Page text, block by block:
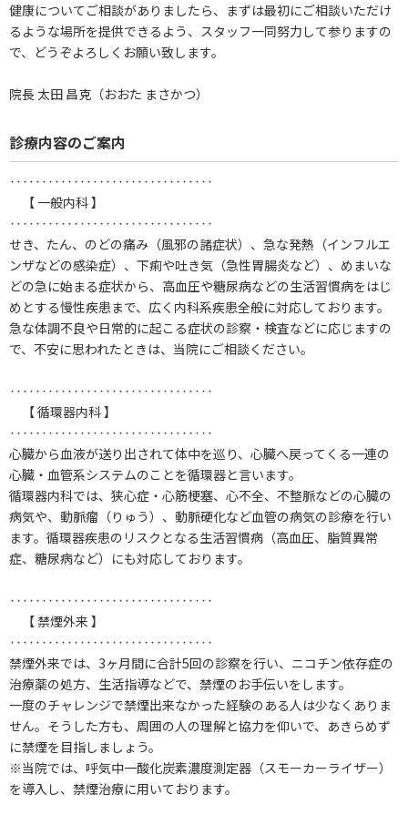
健康についてご相談がありましたら、まずは最初にご相談いただけ
るような場所を提供できるよう、スタッフ一同努力して参りますの
で、どうぞよろしくお願い致します。
院長 太田 昌克（おおた まさかつ）
診療内容のご案内
‥‥‥‥‥‥‥‥‥‥‥‥‥‥‥‥
【 一般内科 】
‥‥‥‥‥‥‥‥‥‥‥‥‥‥‥‥
せき、たん、のどの痛み（風邪の諸症状）、急な発熱（インフルエ
ンザなどの感染症）、下痢や吐き気（急性胃腸炎など）、めまいな
どの急に始まる症状から、高血圧や糖尿病などの生活習慣病をはじ
めとする慢性疾患まで、広く内科系疾患全般に対応しております。
急な体調不良や日常的に起こる症状の診察・検査などに応じますの
で、不安に思われたときは、当院にご相談ください。
‥‥‥‥‥‥‥‥‥‥‥‥‥‥‥‥
【 循環器内科 】
‥‥‥‥‥‥‥‥‥‥‥‥‥‥‥‥
心臓から血液が送り出されて体中を巡り、心臓へ戻ってくる一連の
心臓・血管系システムのことを循環器と言います。
循環器内科では、狭心症・心筋梗塞、心不全、不整脈などの心臓の
病気や、動脈瘤（りゅう）、動脈硬化など血管の病気の診療を行い
ます。循環器疾患のリスクとなる生活習慣病（高血圧、脂質異常
症、糖尿病など）にも対応しております。
‥‥‥‥‥‥‥‥‥‥‥‥‥‥‥‥
【 禁煙外来 】
‥‥‥‥‥‥‥‥‥‥‥‥‥‥‥‥
禁煙外来では、3ヶ月間に合計5回の診察を行い、ニコチン依存症の
治療薬の処方、生活指導などで、禁煙のお手伝いをします。
一度のチャレンジで禁煙出来なかった経験のある人は少なくありま
せん。そうした方も、周囲の人の理解と協力を仰いで、あきらめず
に禁煙を目指しましょう。
※当院では、呼気中一酸化炭素濃度測定器（スモーカーライザー）
を導入し、禁煙治療に用いております。